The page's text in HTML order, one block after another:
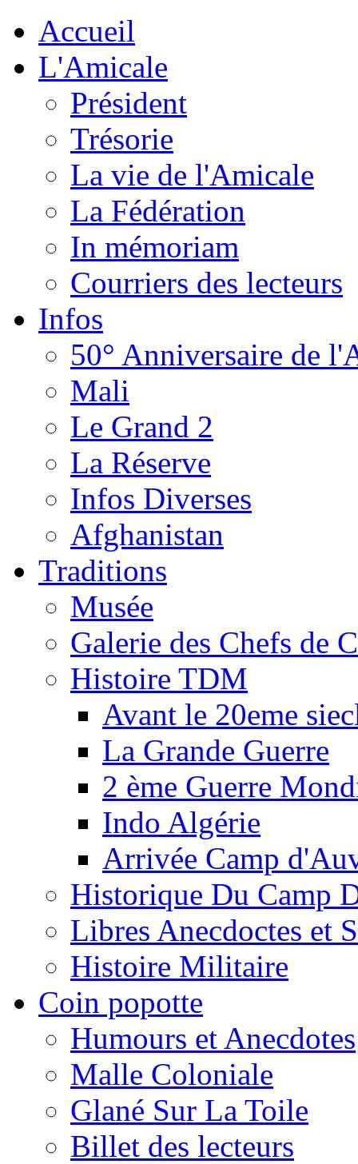
Accueil
L'Amicale
Président
Trésorie
La vie de l'Amicale
La Fédération
In mémoriam
Courriers des lecteurs
Infos
50° Anniversaire de
Mali
Le Grand 2
La Réserve
Infos Diverses
Afghanistan
Traditions
Musée
Galerie des Chefs de
Histoire TDM
Avant le 20eme
La Grande Guerre
2 ème Guerre
Indo Algérie
Arrivée Camp
Historique Du Camp
Libres Anecdoctes et
Histoire Militaire
Coin popotte
Humours et Anecdotes
Malle Coloniale
Glané Sur La Toile
Billet des lecteurs